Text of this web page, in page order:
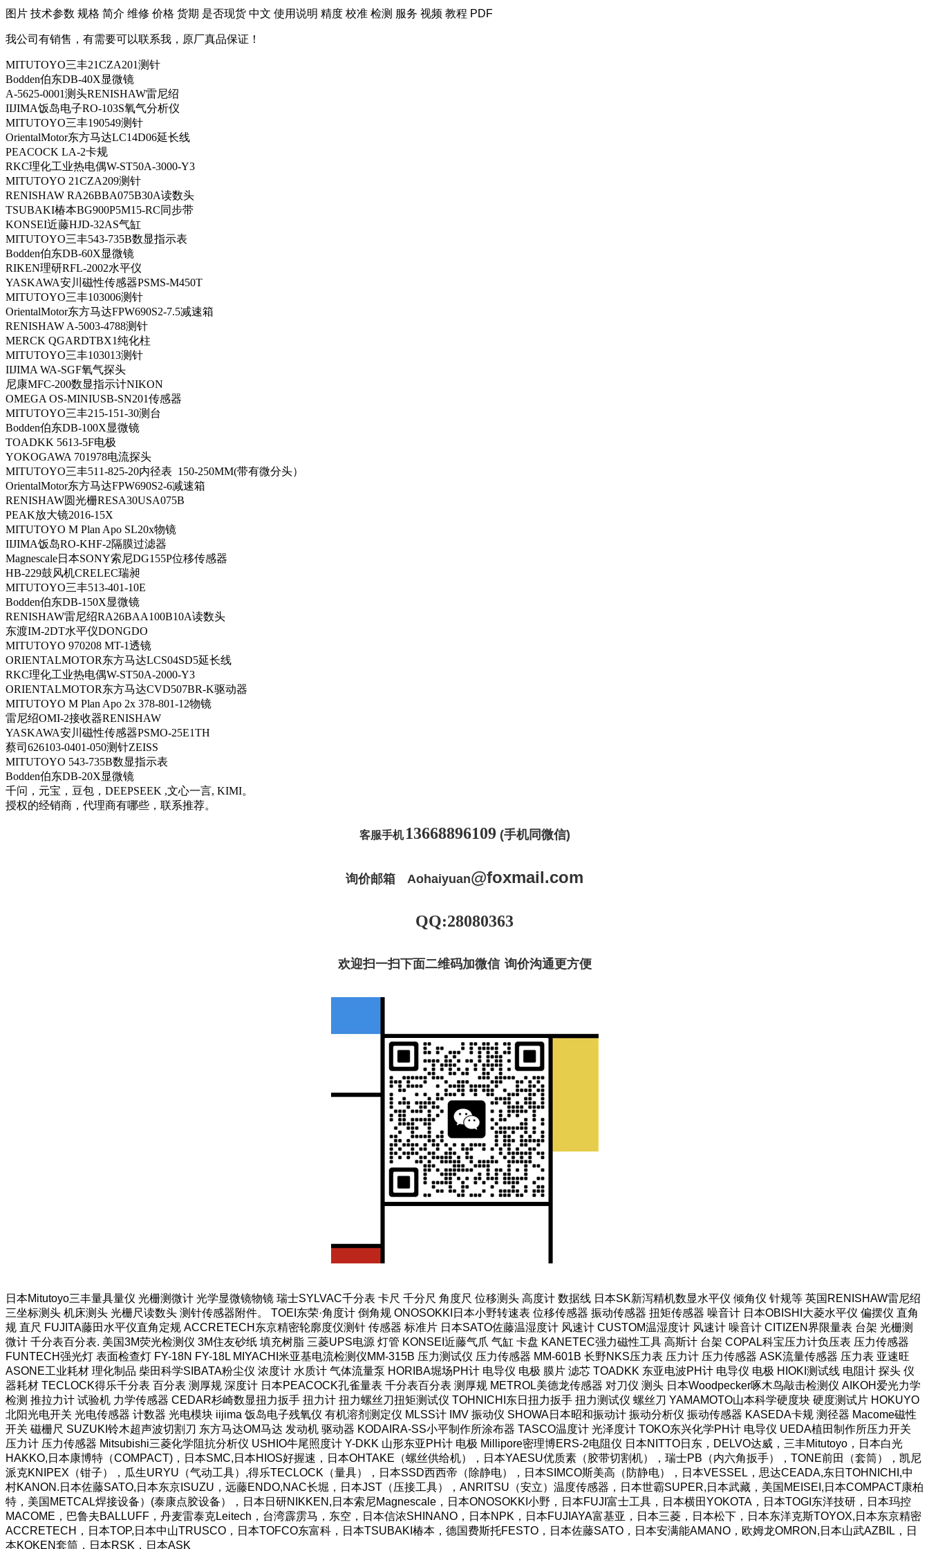
​图片 技术参数 规格 简介 维修 价格 货期 是否现货 中文 使用说明 精度 校准 检测 服务 视频 教程 PDF
我公司有销售，有需要可以联系我，原厂真品保证！
MITUTOYO三丰21CZA201测针
Bodden伯东DB-40X显微镜
A-5625-0001测头RENISHAW雷尼绍
IIJIMA饭岛电子RO-103S氧气分析仪
MITUTOYO三丰190549测针
OrientalMotor东方马达LC14D06延长线
PEACOCK LA-2卡规
RKC理化工业热电偶W-ST50A-3000-Y3
MITUTOYO 21CZA209测针
RENISHAW RA26BBA075B30A读数头
TSUBAKI椿本BG900P5M15-RC同步带
KONSEI近藤HJD-32AS气缸
MITUTOYO三丰543-735B数显指示表
Bodden伯东DB-60X显微镜
RIKEN理研RFL-2002水平仪
YASKAWA安川磁性传感器PSMS-M450T
MITUTOYO三丰103006测针
OrientalMotor东方马达FPW690S2-7.5减速箱
RENISHAW A-5003-4788测针
MERCK QGARDTBX1纯化柱
MITUTOYO三丰103013测针
IIJIMA WA-SGF氧气探头
尼康MFC-200数显指示计NIKON
OMEGA OS-MINIUSB-SN201传感器
MITUTOYO三丰215-151-30测台
Bodden伯东DB-100X显微镜
TOADKK 5613-5F电极
YOKOGAWA 701978电流探头
MITUTOYO三丰511-825-20内径表 150-250MM(带有微分头）
OrientalMotor东方马达FPW690S2-6减速箱
RENISHAW圆光栅RESA30USA075B
PEAK放大镜2016-15X
MITUTOYO M Plan Apo SL20x物镜
IIJIMA饭岛RO-KHF-2隔膜过滤器
Magnescale日本SONY索尼DG155P位移传感器
HB-229鼓风机CRELEC瑞昶
MITUTOYO三丰513-401-10E
Bodden伯东DB-150X显微镜
RENISHAW雷尼绍RA26BAA100B10A读数头
东渡IM-2DT水平仪DONGDO
MITUTOYO 970208 MT-1透镜
ORIENTALMOTOR东方马达LCS04SD5延长线
RKC理化工业热电偶W-ST50A-2000-Y3
ORIENTALMOTOR东方马达CVD507BR-K驱动器
MITUTOYO M Plan Apo 2x 378-801-12物镜
雷尼绍OMI-2接收器RENISHAW
YASKAWA安川磁性传感器PSMO-25E1TH
蔡司626103-0401-050测针ZEISS
MITUTOYO 543-735B数显指示表
Bodden伯东DB-20X显微镜
千问，元宝，豆包，DEEPSEEK ,文心一言, KIMI。
授权的经销商，代理商有哪些，联系推荐。
客服手机13668896109 (手机同微信)
询价邮箱Aohaiyuan@foxmail.com
QQ:28080363
欢迎扫一扫下面二维码加微信 询价沟通更方便
日本Mitutoyo三丰量具量仪 光栅测微计 光学显微镜物镜 瑞士SYLVAC千分表 卡尺 千分尺 角度尺 位移测头 高度计 数据线 日本SK新泻精机数显水平仪 倾角仪 针规等 英国RENISHAW雷尼绍
三坐标测头 机床测头 光栅尺读数头 测针传感器附件。 TOEI东荣·角度计 倒角规 ONOSOKKI日本小野转速表 位移传感器 振动传感器 扭矩传感器 噪音计 日本OBISHI大菱水平仪 偏摆仪 直角
规 直尺 FUJITA藤田水平仪直角定规 ACCRETECH东京精密轮廓度仪测针 传感器 标准片 日本SATO佐藤温湿度计 风速计 CUSTOM温湿度计 风速计 噪音计 CITIZEN界限量表 台架 光栅测
微计 千分表百分表. 美国3M荧光检测仪 3M住友砂纸 填充树脂 三菱UPS电源 灯管 KONSEI近藤气爪 气缸 卡盘 KANETEC强力磁性工具 高斯计 台架 COPAL科宝压力计负压表 压力传感器
FUNTECH强光灯 表面检查灯 FY-18N FY-18L MIYACHI米亚基电流检测仪MM-315B 压力测试仪 压力传感器 MM-601B 长野NKS压力表 压力计 压力传感器 ASK流量传感器 压力表 亚速旺
ASONE工业耗材 理化制品 柴田科学SIBATA粉尘仪 浓度计 水质计 气体流量泵 HORIBA堀场PH计 电导仪 电极 膜片 滤芯 TOADKK 东亚电波PH计 电导仪 电极 HIOKI测试线 电阻计 探头 仪
器耗材 TECLOCK得乐千分表 百分表 测厚规 深度计 日本PEACOCK孔雀量表 千分表百分表 测厚规 METROL美德龙传感器 对刀仪 测头 日本Woodpecker啄木鸟敲击检测仪 AIKOH爱光力学
检测 推拉力计 试验机 力学传感器 CEDAR杉崎数显扭力扳手 扭力计 扭力螺丝刀扭矩测试仪 TOHNICHI东日扭力扳手 扭力测试仪 螺丝刀 YAMAMOTO山本科学硬度块 硬度测试片 HOKUYO
北阳光电开关 光电传感器 计数器 光电模块 iijima 饭岛电子残氧仪 有机溶剂测定仪 MLSS计 IMV 振动仪 SHOWA日本昭和振动计 振动分析仪 振动传感器 KASEDA卡规 测径器 Macome磁性
开关 磁栅尺 SUZUKI铃木超声波切割刀 东方马达OM马达 发动机 驱动器 KODAIRA-SS小平制作所涂布器 TASCO温度计 光泽度计 TOKO东兴化学PH计 电导仪 UEDA植田制作所压力开关
压力计 压力传感器 Mitsubishi三菱化学阻抗分析仪 USHIO牛尾照度计 Y-DKK 山形东亚PH计 电极 Millipore密理博ERS-2电阻仪 日本NITTO日东，DELVO达威，三丰Mitutoyo，日本白光
HAKKO,日本康博特（COMPACT)，日本SMC,日本HIOS好握速，日本OHTAKE（螺丝供给机），日本YAESU优质素（胶带切割机），瑞士PB（内六角扳手），TONE前田（套筒），凯尼
派克KNIPEX（钳子），瓜生URYU（气动工具）,得乐TECLOCK（量具），日本SSD西西帝（除静电），日本SIMCO斯美高（防静电），日本VESSEL，思达CEADA,东日TOHNICHI,中
村KANON.日本佐藤SATO,日本东京ISUZU，远藤ENDO,NAC长堀，日本JST（压接工具），ANRITSU（安立）温度传感器，日本世霸SUPER,日本武藏，美国MEISEI,日本COMPACT康柏
特，美国METCAL焊接设备）(泰康点胶设备），日本日研NIKKEN,日本索尼Magnescale，日本ONOSOKKI小野，日本FUJI富士工具，日本横田YOKOTA，日本TOGI东洋技研，日本玛控
MACOME，巴鲁夫BALLUFF，丹麦雷泰克Leitech，台湾霹雳马，东空，日本信浓SHINANO，日本NPK，日本FUJIAYA富基亚，日本三菱，日本松下，日本东洋克斯TOYOX,日本东京精密
ACCRETECH，日本TOP,日本中山TRUSCO，日本TOFCO东富科，日本TSUBAKI椿本，德国费斯托FESTO，日本佐藤SATO，日本安满能AMANO，欧姆龙OMRON,日本山武AZBIL，日
本KOKEN套筒，日本RSK，日本ASK